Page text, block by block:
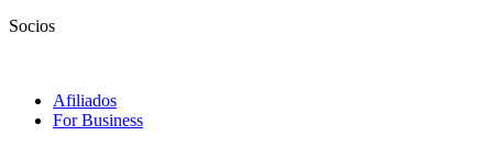
Socios
Afiliados
For Business